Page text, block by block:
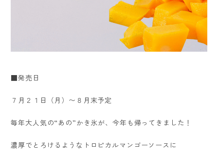
■発売日
７月２１日（月）〜８月末予定
毎年大人気の“あの”かき氷が、今年も帰ってきました！
濃厚でとろけるようなトロピカルマンゴーソースに